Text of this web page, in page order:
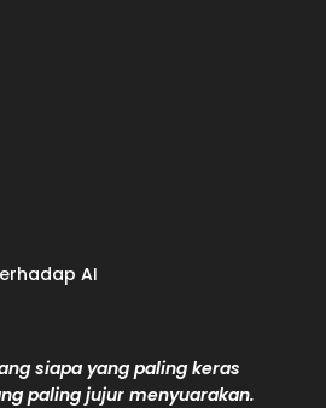
AI
siapa yang paling keras
paling jujur menyuarakan.